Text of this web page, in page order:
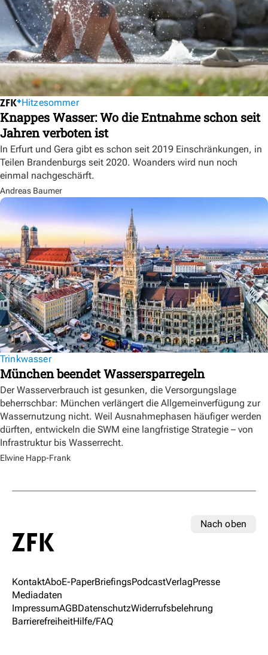
Hitzesommer
Knappes Wasser: Wo die Entnahme schon seit
Jahren verboten ist
In Erfurt und Gera gibt es schon seit 2019 Einschränkungen, in
Teilen Brandenburgs seit 2020. Woanders wird nun noch
einmal nachgeschärft.
Andreas Baumer
Trinkwasser
München beendet Wassersparregeln
Der Wasserverbrauch ist gesunken, die Versorgungslage
beherrschbar: München verlängert die Allgemeinverfügung zur
Wassernutzung nicht. Weil Ausnahmephasen häufiger werden
dürften, entwickeln die SWM eine langfristige Strategie – von
Infrastruktur bis Wasserrecht.
Elwine Happ-Frank
Nach oben
KontaktAboE-PaperBriefingsPodcastVerlagPresse
Mediadaten
ImpressumAGBDatenschutzWiderrufsbelehrung
BarrierefreiheitHilfe/FAQ